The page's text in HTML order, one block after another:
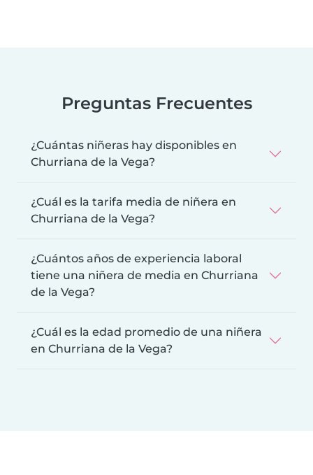
Preguntas Frecuentes
¿Cuántas niñeras hay disponibles en
Churriana de la Vega?
¿Cuál es la tarifa media de niñera en
Churriana de la Vega?
¿Cuántos años de experiencia laboral
tiene una niñera de media en Churriana
de la Vega?
¿Cuál es la edad promedio de una niñera
en Churriana de la Vega?